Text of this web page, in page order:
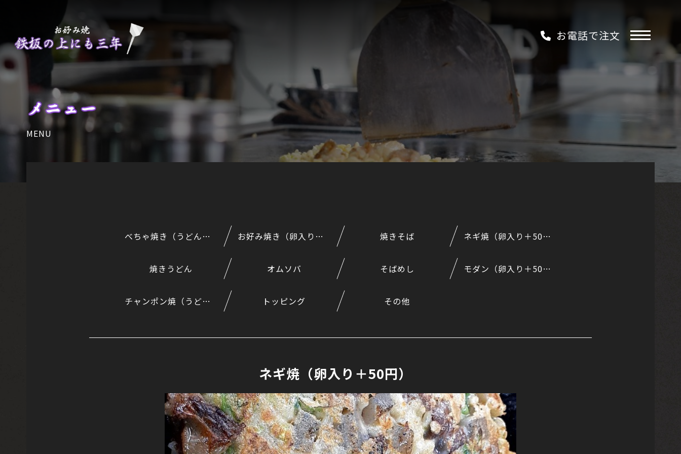
お電話で注文
メニュー
MENU
べちゃ焼き（うどん入りのもんじゃ風） お好み焼き（卵入り＋50円） 焼きそば ネギ焼（卵入り＋50円）
焼きうどん オムソバ そばめし モダン（卵入り＋50円）
チャンポン焼（うどんとそばのミックス） トッピング その他
ネギ焼（卵入り＋50円）